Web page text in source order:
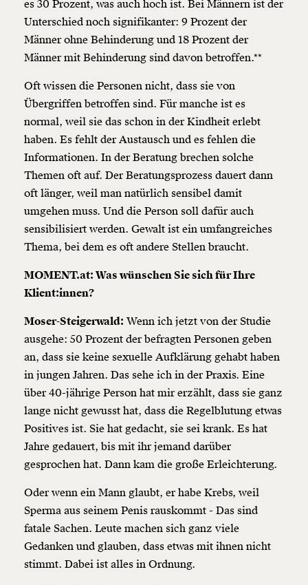
es 30 Prozent, was auch hoch ist. Bei Männern ist der
Unterschied noch signifikanter: 9 Prozent der
Männer ohne Behinderung und 18 Prozent der
Männer mit Behinderung sind davon betroffen.**
Oft wissen die Personen nicht, dass sie von
Übergriffen betroffen sind. Für manche ist es
normal, weil sie das schon in der Kindheit erlebt
haben. Es fehlt der Austausch und es fehlen die
Informationen. In der Beratung brechen solche
Themen oft auf. Der Beratungsprozess dauert dann
oft länger, weil man natürlich sensibel damit
umgehen muss. Und die Person soll dafür auch
sensibilisiert werden. Gewalt ist ein umfangreiches
Thema, bei dem es oft andere Stellen braucht.
MOMENT.at: Was wünschen Sie sich für Ihre
Klient:innen?
Moser-Steigerwald: Wenn ich jetzt von der Studie
ausgehe: 50 Prozent der befragten Personen geben
an, dass sie keine sexuelle Aufklärung gehabt haben
in jungen Jahren. Das sehe ich in der Praxis. Eine
über 40-jährige Person hat mir erzählt, dass sie ganz
lange nicht gewusst hat, dass die Regelblutung etwas
Positives ist. Sie hat gedacht, sie sei krank. Es hat
Jahre gedauert, bis mit ihr jemand darüber
gesprochen hat. Dann kam die große Erleichterung.
Oder wenn ein Mann glaubt, er habe Krebs, weil
Sperma aus seinem Penis rauskommt - Das sind
fatale Sachen. Leute machen sich ganz viele
Gedanken und glauben, dass etwas mit ihnen nicht
stimmt. Dabei ist alles in Ordnung.